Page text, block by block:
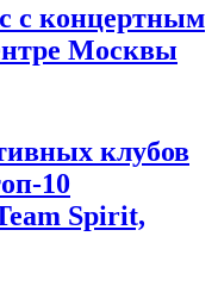
с концертным
Москвы
клубов
10
Spirit,